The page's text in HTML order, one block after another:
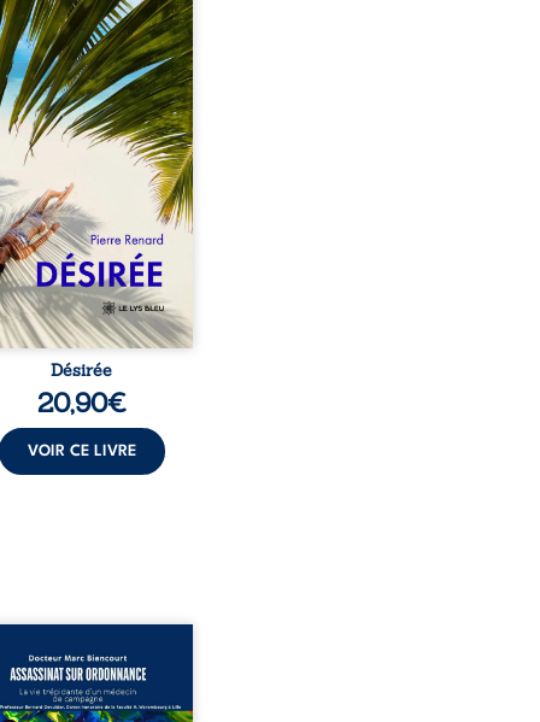
Pierre, jeune retraité,
qu’il est devenu une
femme métissée de
ans. À peine a-t-il
à apprivoiser ce
corps qu’Ange surgit
sa vie et fait vaciller
ses certitudes. Entre
est immédiate,
jusqu’à ce qu’un
familial fasse planer
: et s’ils étaient
demi-frère et ...
Désirée
20,90€
VOIR CE LIVRE
sur ordonnance –
trépidante d’un médecin
est la réédition
et actualisée du